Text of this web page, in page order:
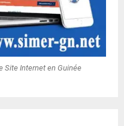
Site Internet en Guinée